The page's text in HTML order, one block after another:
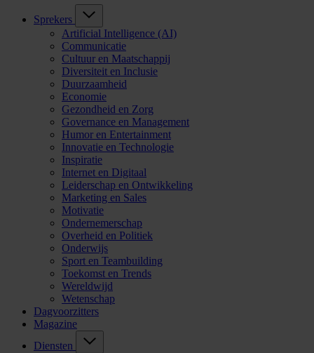
Sprekers
Artificial Intelligence (AI)
Communicatie
Cultuur en Maatschappij
Diversiteit en Inclusie
Duurzaamheid
Economie
Gezondheid en Zorg
Governance en Management
Humor en Entertainment
Innovatie en Technologie
Inspiratie
Internet en Digitaal
Leiderschap en Ontwikkeling
Marketing en Sales
Motivatie
Ondernemerschap
Overheid en Politiek
Onderwijs
Sport en Teambuilding
Toekomst en Trends
Wereldwijd
Wetenschap
Dagvoorzitters
Magazine
Diensten